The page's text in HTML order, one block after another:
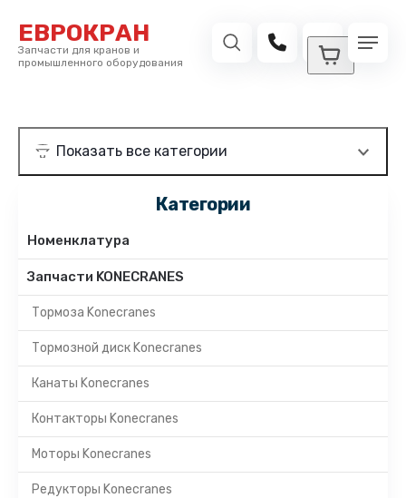
ЕВРОКРАН
Запчасти для кранов и
промышленного оборудования
Категории
Номенклатура
Запчасти KONECRANES
Тормоза Konecranes
Тормозной диск Konecranes
Канаты Konecranes
Контакторы Konecranes
Моторы Konecranes
Редукторы Konecranes